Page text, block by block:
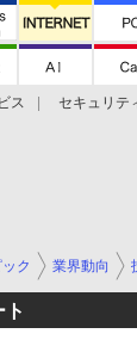
ス セキュリテ
ック 業界動向